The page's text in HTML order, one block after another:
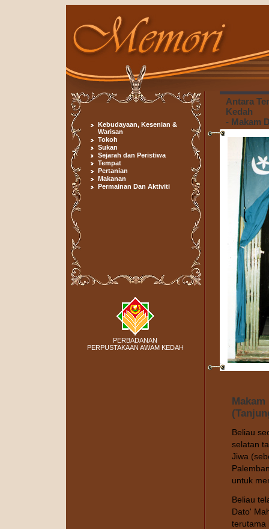
Kebudayaan, Kesenian &
Warisan
Tokoh
Sukan
Sejarah dan Peristiwa
Tempat
Pertanian
Makanan
Permainan Dan Aktiviti
PERBADANAN
PERPUSTAKAAN AWAM KEDAH
Antara
Kedah
- Makam
Beliau
selatan
Jiwa
untuk
Beliau
Dato'
terutama